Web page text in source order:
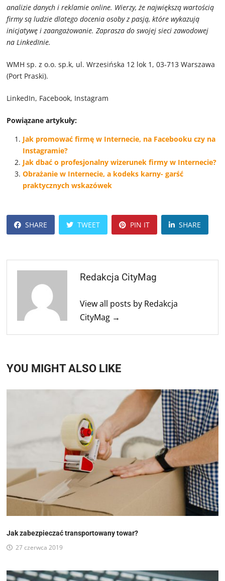
analizie danych i reklamie online. Wierzy, że największą wartością
firmy są ludzie dlatego docenia osoby z pasją, które wykazują
inicjatywę i zaangażowanie. Zaprasza do swojej sieci zawodowej
naLinkedInie.
WMH sp. z o.o. sp.k, ul. Wrzesińska 12 lok 1, 03-713 Warszawa
(Port Praski).
LinkedIn, Facebook, Instagram
Powiązane artykuły:
Jak promować firmę w Internecie, na Facebooku czy na
Instagramie?
Jak dbać o profesjonalny wizerunek firmy w Internecie?
Obrażanie w Internecie, a kodeks karny- garść
praktycznych wskazówek
SHARE TWEET PIN IT SHARE
Redakcja CityMag
View all posts by Redakcja
CityMag →
YOU MIGHT ALSO LIKE
Jak zabezpieczać transportowany towar?
27 czerwca 2019